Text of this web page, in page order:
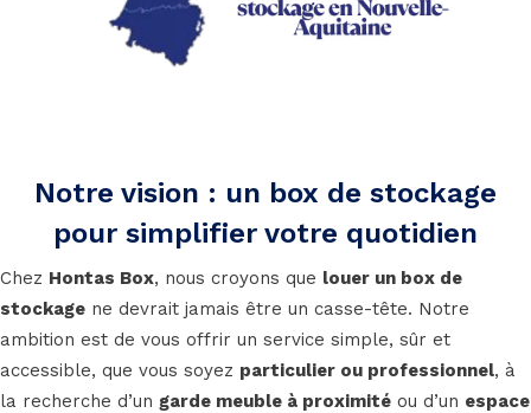
Notre vision : un box de stockage
pour simplifier votre quotidien
Chez Hontas Box, nous croyons que louer un box de
stockage ne devrait jamais être un casse-tête. Notre
ambition est de vous offrir un service simple, sûr et
accessible, que vous soyez particulier ou professionnel, à
la recherche d’un garde meuble à proximité ou d’un espace